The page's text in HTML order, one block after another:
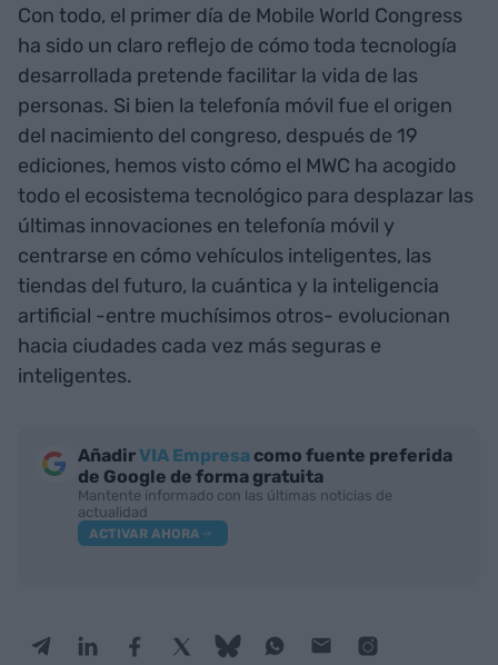
Con todo, el primer día de Mobile World Congress
ha sido un claro reflejo de cómo toda tecnología
desarrollada pretende facilitar la vida de las
personas. Si bien la telefonía móvil fue el origen
del nacimiento del congreso, después de 19
ediciones, hemos visto cómo el MWC ha acogido
todo el ecosistema tecnológico para desplazar las
últimas innovaciones en telefonía móvil y
centrarse en cómo vehículos inteligentes, las
tiendas del futuro, la cuántica y la inteligencia
artificial -entre muchísimos otros- evolucionan
hacia ciudades cada vez más seguras e
inteligentes.
AñadirVIA Empresa como fuente preferida
de Google de forma gratuita
Mantente informado con las últimas noticias de
actualidad
ACTIVAR AHORA